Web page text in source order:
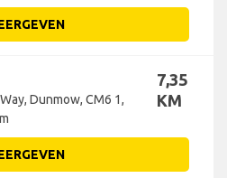
Dunmow, CM6 1,
7,35
KM